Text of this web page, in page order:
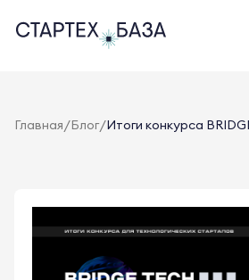
Главная/Блог/Итоги конкурса